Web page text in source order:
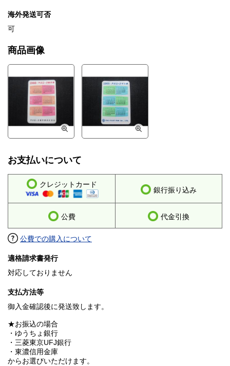
海外発送可否
可
商品画像
お支払いについて
クレジットカード
銀行振り込み
公費 代金引換
公費での購入について
適格請求書発行
対応しておりません
支払方法等
御入金確認後に発送致します。
★お振込の場合
・ゆうちょ銀行
・三菱東京UFJ銀行
・東濃信用金庫
からお選びいただけます。